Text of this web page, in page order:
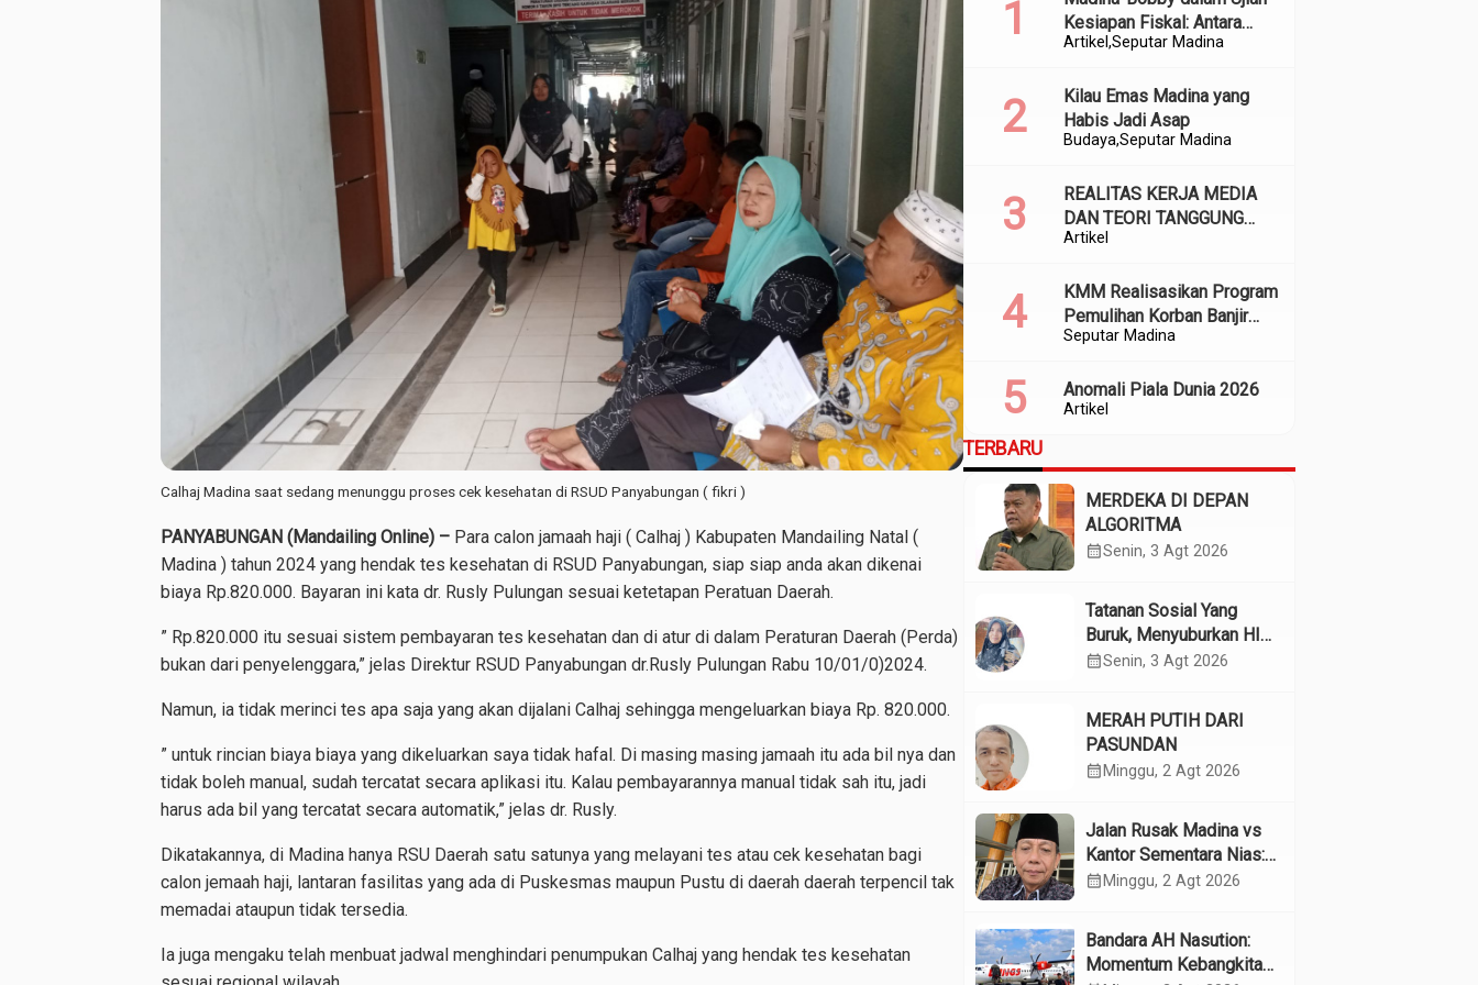
Calhaj Madina saat sedang menunggu proses cek kesehatan di RSUD Panyabungan ( fikri )
PANYABUNGAN (Mandailing Online) – Para calon jamaah haji ( Calhaj ) Kabupaten Mandailing Natal (
Madina ) tahun 2024 yang hendak tes kesehatan di RSUD Panyabungan, siap siap anda akan dikenai
biaya Rp.820.000. Bayaran ini kata dr. Rusly Pulungan sesuai ketetapan Peratuan Daerah.
” Rp.820.000 itu sesuai sistem pembayaran tes kesehatan dan di atur di dalam Peraturan Daerah (Perda)
bukan dari penyelenggara,” jelas Direktur RSUD Panyabungan dr.Rusly Pulungan Rabu 10/01/0)2024.
Namun, ia tidak merinci tes apa saja yang akan dijalani Calhaj sehingga mengeluarkan biaya Rp. 820.000.
” untuk rincian biaya biaya yang dikeluarkan saya tidak hafal. Di masing masing jamaah itu ada bil nya dan
tidak boleh manual, sudah tercatat secara aplikasi itu. Kalau pembayarannya manual tidak sah itu, jadi
harus ada bil yang tercatat secara automatik,” jelas dr. Rusly.
Dikatakannya, di Madina hanya RSU Daerah satu satunya yang melayani tes atau cek kesehatan bagi
calon jemaah haji, lantaran fasilitas yang ada di Puskesmas maupun Pustu di daerah daerah terpencil tak
memadai ataupun tidak tersedia.
Ia juga mengaku telah menbuat jadwal menghindari penumpukan Calhaj yang hendak tes kesehatan
Artikel Seputar Madina
Kesiapan Fiskal: Antara
Kedekatan Politik dan
BudayaSeputar Madina
Kilau Emas Madina yang
Habis Jadi Asap
Artikel
REALITAS KERJA MEDIA
DAN TEORI TANGGUNG
JAWAB SOSIAL
Seputar Madina
KMM Realisasikan Program
Pemulihan Korban Banjir
dan Longsor di Kabupaten
Artikel
Anomali Piala Dunia 2026
TERBARU
MERDEKA DI DEPAN
ALGORITMA
calendar_monthSenin, 3 Agt 2026
Tatanan Sosial Yang
Buruk, Menyuburkan HIV
Pada Remaja
calendar_monthSenin, 3 Agt 2026
MERAH PUTIH DARI
PASUNDAN
calendar_month Minggu, 2 Agt 2026
Jalan Rusak Madina vs
Kantor Sementara Nias:
Kebijakan Pilih Kasih
calendar_month Minggu, 2 Agt 2026
Bandara AH Nasution:
Momentum Kebangkitan